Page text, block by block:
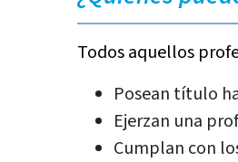
Todos aquellos
Posean título
Ejerzan una
Cumplan con